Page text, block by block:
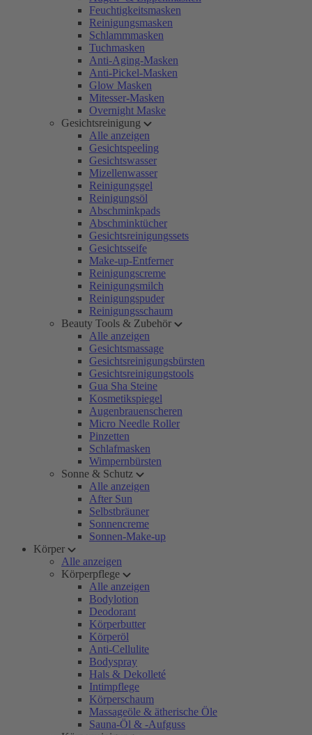
Feuchtigkeitsmasken
Reinigungsmasken
Schlammmasken
Tuchmasken
Anti-Aging-Masken
Anti-Pickel-Masken
Glow Masken
Mitesser-Masken
Overnight Maske
Gesichtsreinigung
Alle anzeigen
Gesichtspeeling
Gesichtswasser
Mizellenwasser
Reinigungsgel
Reinigungsöl
Abschminkpads
Abschminktücher
Gesichtsreinigungssets
Gesichtsseife
Make-up-Entferner
Reinigungscreme
Reinigungsmilch
Reinigungspuder
Reinigungsschaum
Beauty Tools & Zubehör
Alle anzeigen
Gesichtsmassage
Gesichtsreinigungsbürsten
Gesichtsreinigungstools
Gua Sha Steine
Kosmetikspiegel
Augenbrauenscheren
Micro Needle Roller
Pinzetten
Schlafmasken
Wimpernbürsten
Sonne & Schutz
Alle anzeigen
After Sun
Selbstbräuner
Sonnencreme
Sonnen-Make-up
Körper
Alle anzeigen
Körperpflege
Alle anzeigen
Bodylotion
Deodorant
Körperbutter
Körperöl
Anti-Cellulite
Bodyspray
Hals & Dekolleté
Intimpflege
Körperschaum
Massageöle & ätherische Öle
Sauna-Öl & -Aufguss